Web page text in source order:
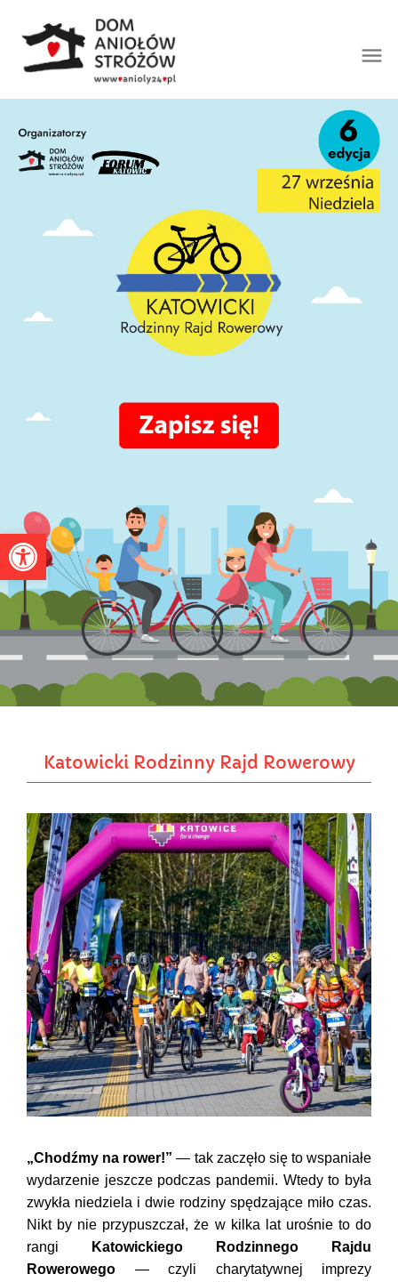
Otwórz pasek narzędzi
Katowicki Rodzinny Rajd Rowerowy
„Chodźmy na rower!” — tak zaczęło się to wspaniałe
wydarzenie jeszcze podczas pandemii. Wtedy to była
zwykła niedziela i dwie rodziny spędzające miło czas.
Nikt by nie przypuszczał, że w kilka lat urośnie to do
rangi
Katowickiego Rodzinnego Rajdu
Rowerowego — czyli charytatywnej imprezy